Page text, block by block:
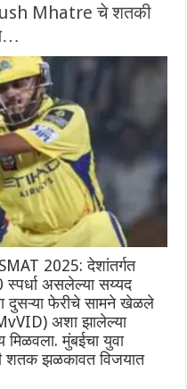
Mhatre चे शतकी
2025: देशांतर्गत
स्पर्धा असलेल्या सय्यद
दुसऱ्या फेरीचे सामने खेळले
अशा झालेल्या
मिळवला. मुंबईचा युवा
शतक झळकावत विजयात